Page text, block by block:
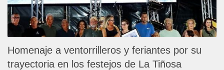
Homenaje a ventorrilleros y feriantes por su
trayectoria en los festejos de La Tiñosa